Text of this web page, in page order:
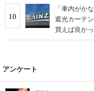
10
「車内がか
遮光カーテ
買えば良かっ
アンケート